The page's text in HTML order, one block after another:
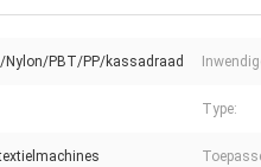
PBT/PP/kassadraad
Type: